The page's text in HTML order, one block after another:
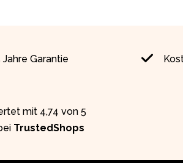
Jahre Garantie
mit 4,74 von 5
TrustedShops